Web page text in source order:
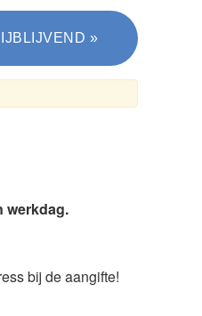
werkdag.
bij de aangifte!